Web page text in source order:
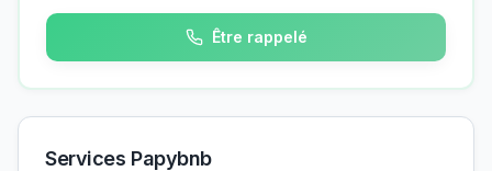
Être rappelé
Services Papybnb